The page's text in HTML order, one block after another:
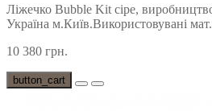
Ліжечко Bubble Kit сіре,
Україна м.Київ.Використовувані
10 380 грн.
button_cart